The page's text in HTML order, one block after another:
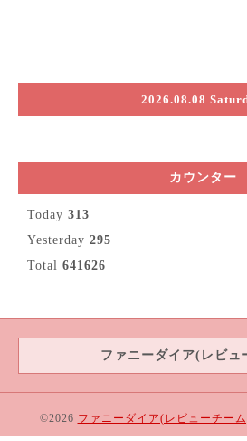
2026.08.08
カウンター
Today 313
Yesterday 295
Total 641626
ファニーダイア(レビュ
©2026 ファニーダイア(レビューチー